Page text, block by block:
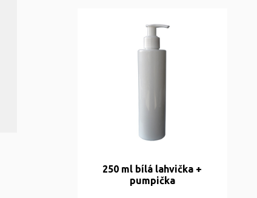
250 ml bílá lahvička +
pumpička